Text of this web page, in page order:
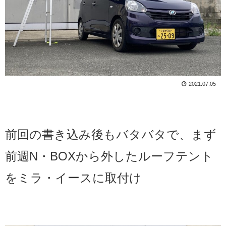
2021.07.05
前回の書き込み後もバタバタで、
まず
前週N・BOXから外したルーフテント
をミラ・イースに取付け